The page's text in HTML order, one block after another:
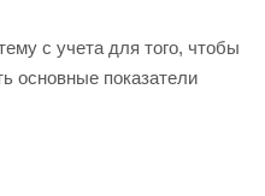
с учета для того, чтобы
основные показатели